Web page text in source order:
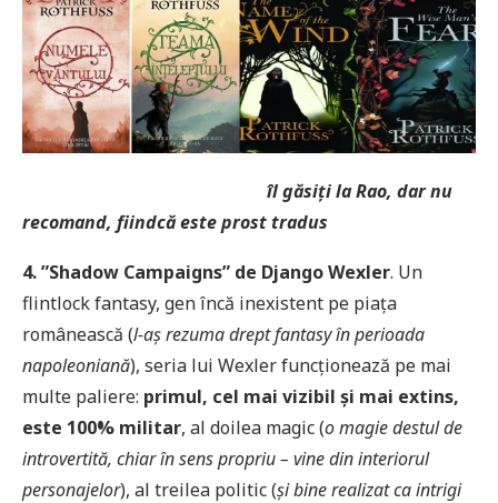
îl găsiți la Rao, dar nu
recomand, fiindcă este prost tradus
4. ”Shadow Campaigns” de Django Wexler. Un
flintlock fantasy, gen încă inexistent pe piața
românească (l-aș rezuma drept fantasy în perioada
napoleoniană), seria lui Wexler funcționează pe mai
multe paliere: primul, cel mai vizibil și mai extins,
este 100% militar, al doilea magic (o magie destul de
introvertită, chiar în sens propriu – vine din interiorul
personajelor), al treilea politic (și bine realizat ca intrigi